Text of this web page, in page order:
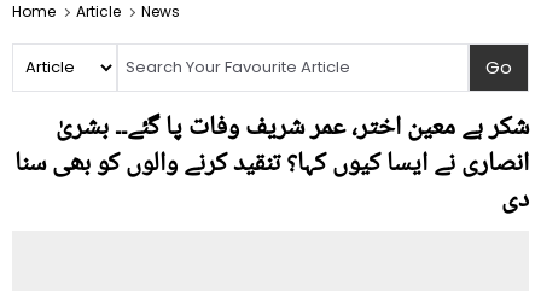
Home Article News
شکر ہے معین اختر، عمر شریف وفات پا گئے۔۔ بشریٰ
انصاری نے ایسا کیوں کہا؟ تنقید کرنے والوں کو بھی سنا
دی